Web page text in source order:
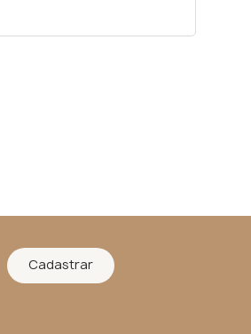
Cadastrar